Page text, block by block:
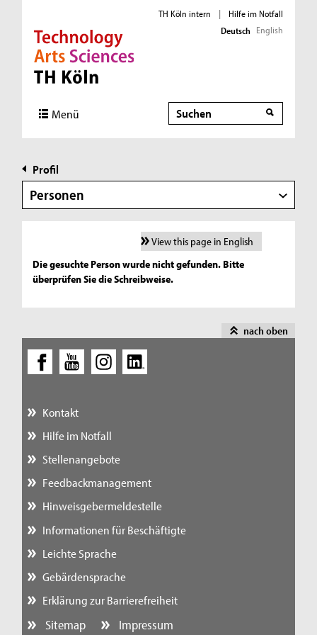
Direkt zur Hauptnavigation
Direkt zur Subnavigation
Direkt zum Inhalt
Direkt zum Fußbereich
TH Köln intern |
Hilfe im Notfall
Deutsch English
Menü Suche
Profil
Personen
View this page in English
Die gesuchte Person wurde nicht gefunden. Bitte
überprüfen Sie die Schreibweise.
nach oben
Kontakt
Hilfe im Notfall
Stellenangebote
Feedbackmanagement
Hinweisgebermeldestelle
Informationen für Beschäftigte
Leichte Sprache
Gebärdensprache
Erklärung zur Barrierefreiheit
Sitemap Impressum